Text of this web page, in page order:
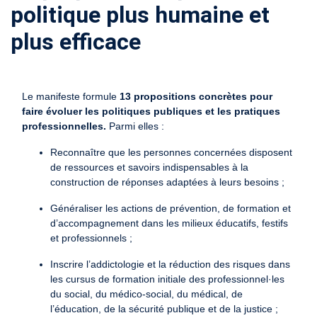
politique plus humaine et
plus efficace
Le manifeste formule 13 propositions concrètes pour
faire évoluer les politiques publiques et les pratiques
professionnelles. Parmi elles :
Reconnaître que les personnes concernées disposent
de ressources et savoirs indispensables à la
construction de réponses adaptées à leurs besoins ;
Généraliser les actions de prévention, de formation et
d’accompagnement dans les milieux éducatifs, festifs
et professionnels ;
Inscrire l’addictologie et la réduction des risques dans
les cursus de formation initiale des professionnel·les
du social, du médico-social, du médical, de
l’éducation, de la sécurité publique et de la justice ;